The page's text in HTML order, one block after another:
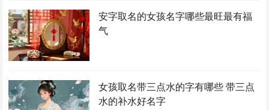
安字取名的女孩名字哪些最旺最有福
气
女孩取名带三点水的字有哪些 带三点
水的补水好名字